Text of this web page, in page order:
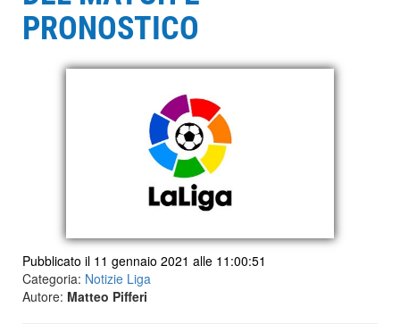
PRONOSTICO
Pubblicato il 11 gennaio 2021 alle 11:00:51
Categoria: Notizie Liga
Autore: Matteo Pifferi